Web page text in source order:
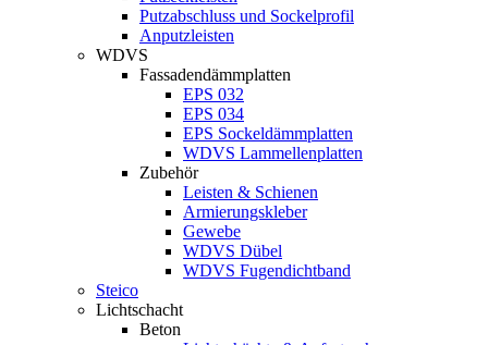
Putzabschluss und Sockelprofil
Anputzleisten
WDVS
Fassadendämmplatten
EPS 032
EPS 034
EPS Sockeldämmplatten
WDVS Lammellenplatten
Zubehör
Leisten & Schienen
Armierungskleber
Gewebe
WDVS Dübel
WDVS Fugendichtband
Steico
Lichtschacht
Beton